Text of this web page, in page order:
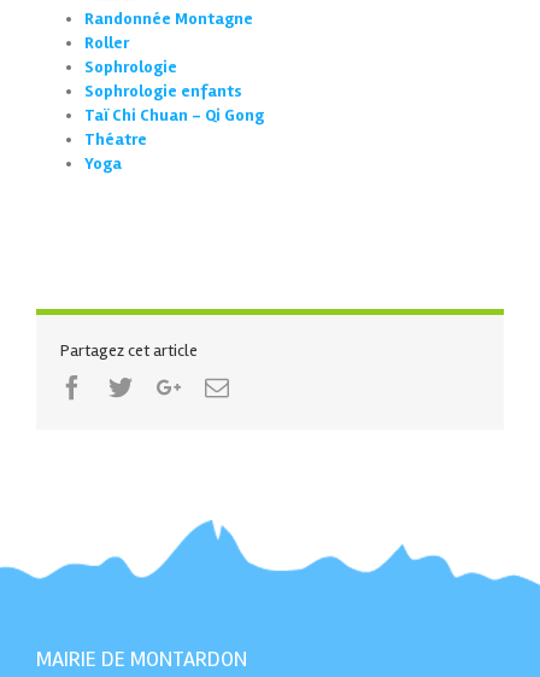
Randonnée Montagne
Roller
Sophrologie
Sophrologie enfants
Taï Chi Chuan – Qi Gong
Théatre
Yoga
Partagez cet article
Facebook
TwitterGoogle+Email
MAIRIE DE MONTARDON